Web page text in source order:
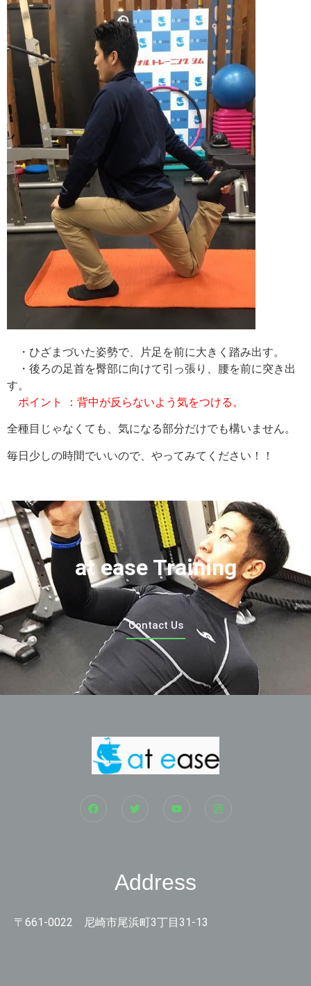
・ひざまづいた姿勢で、片足を前に大きく踏み出す。
・後ろの足首を臀部に向けて引っ張り、腰を前に突き出
す。
ポイント ：背中が反らないよう気をつける。
全種目じゃなくても、気になる部分だけでも構いません。
毎日少しの時間でいいので、やってみてください！！
at ease Training
Contact Us
Address
〒661-0022 尼崎市尾浜町3丁目31-13